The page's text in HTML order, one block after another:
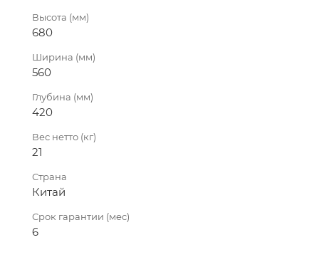
Высота (мм)
680
Ширина (мм)
560
Глубина (мм)
420
Вес нетто (кг)
21
Страна
Китай
Срок гарантии (мес)
6